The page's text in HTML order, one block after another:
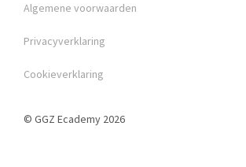
Algemene voorwaarden
Privacyverklaring
Cookieverklaring
© GGZ Ecademy 2026